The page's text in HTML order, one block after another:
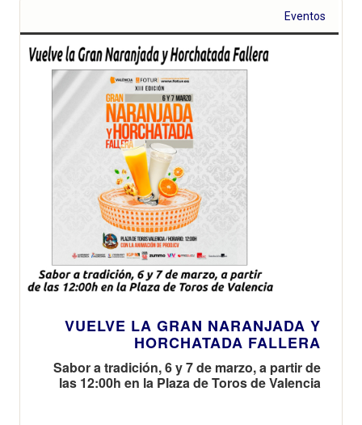
Eventos
VUELVE LA GRAN NARANJADA Y
HORCHATADA FALLERA
Sabor a tradición, 6 y 7 de marzo, a partir de
las 12:00h en la Plaza de Toros de Valencia